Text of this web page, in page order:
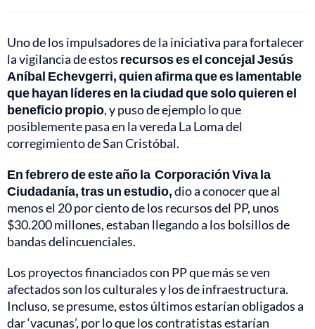
Uno de los impulsadores de la iniciativa para fortalecer
la vigilancia de estos recursos es el concejal Jesús
Aníbal Echevgerri, quien afirma que es lamentable
que hayan líderes en la ciudad que solo quieren el
beneficio propio, y puso de ejemplo lo que
posiblemente pasa en la vereda La Loma del
corregimiento de San Cristóbal.
En febrero de este año la Corporación Viva la
Ciudadanía, tras un estudio,dio a conocer que al
menos el 20 por ciento de los recursos del PP, unos
$30.200 millones, estaban llegando a los bolsillos de
bandas delincuenciales.
Los proyectos financiados con PP que más se ven
afectados son los culturales y los de infraestructura.
Incluso, se presume, estos últimos estarían obligados a
dar ‘vacunas’, por lo que los contratistas estarían